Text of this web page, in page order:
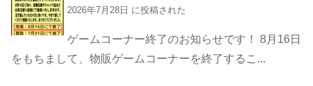
2026年7月28日 に投稿された
ゲームコーナー終了のお知らせです！ 8月16日
をもちまして、物販ゲームコーナーを終了するこ...